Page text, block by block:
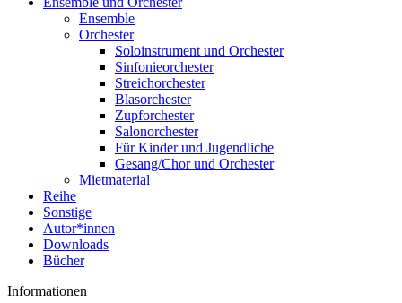
Ensemble
Orchester
Soloinstrument und Orchester
Sinfonieorchester
Streichorchester
Blasorchester
Zupforchester
Salonorchester
Für Kinder und Jugendliche
Gesang/Chor und Orchester
Mietmaterial
Reihe
Sonstige
Autor*innen
Downloads
Bücher
Informationen